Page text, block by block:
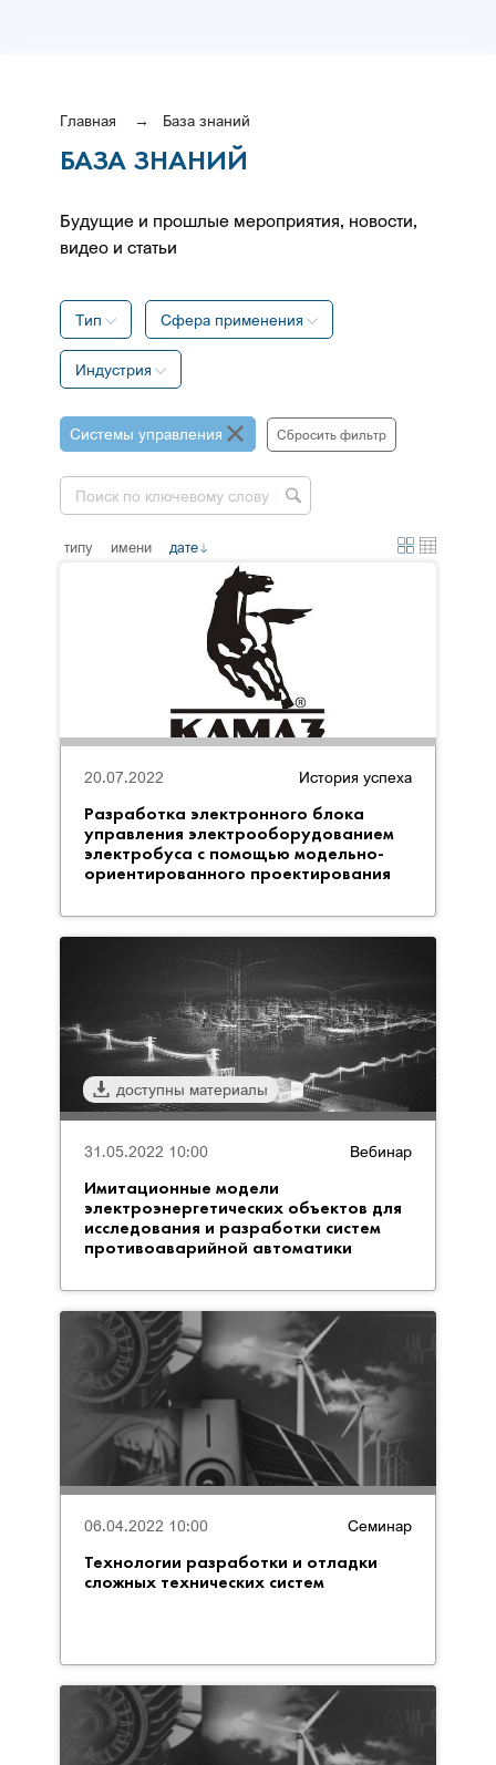
Главная База знаний
БАЗА ЗНАНИЙ
Будущие и прошлые мероприятия, новости,
видео и статьи
Тип Сфера применения
Индустрия
Системы управления Сбросить фильтр
типу имени дате
История успеха
Разработка электронного блока
управления электрооборудованием
электробуса с помощью модельно-
ориентированного проектирования
20.07.2022
Вебинар
Имитационные модели
электроэнергетических объектов для
исследования и разработки систем
противоаварийной автоматики
31.05.2022 10:00
доступны материалы
Семинар
Технологии разработки и отладки
сложных технических систем
06.04.2022 10:00